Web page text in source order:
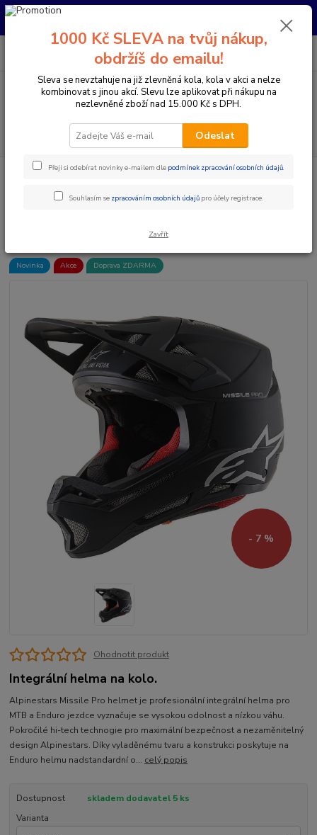
Pro nachystání kola / doplňků na prodejně si prosím zavolejte dopředu.
Menu
CZK
PO-PÁ 10:00-17:00 | SO: 9:00-12:00
Doplňky a helmy Cyklistické helmy
Integrální helmy
SOLID HELMA - BLACK MATT
Novinka Akce Doprava ZDARMA
- 7 %
Ohodnotit produkt
Integrální helma na kolo.
Alpinestars Missile Pro helmet je profesionální integrální helma pro
MTB a Enduro jezdce vyznačuje se vysokou odolnost a nízkou váhu.
Pokročilé hi-tech technogie pro maximální bezpečnost a nezaměnitelný
design Alpinestars. Díky vyladěnému tvaru a konstrukci poskytuje na
Enduro helmu nadstandardní o... celý popis
Dostupnost
skladem dodavatel 5 ks
Varianta
1000 Kč SLEVA na tvůj nákup,
obdržíš do emailu!
Sleva se nevztahuje na již zlevněná kola, kola v akci a nelze
kombinovat s jinou akcí. Slevu lze aplikovat při nákupu na
nezlevněné zboží nad 15.000 Kč s DPH.
Odeslat
Přeji si odebírat novinky e-mailem dle podmínek zpracování osobních údajů.
Souhlasím se zpracováním osobních údajů pro účely registrace.
Zavřít